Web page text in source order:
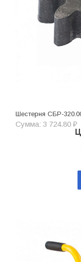
Шестерня СБР-
Сумма: 3 724.80 ₽